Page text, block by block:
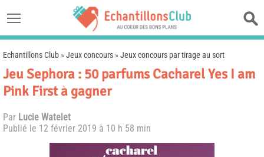
Echantillons Club »Jeux concours »Jeux concours par tirage au sort
Jeu Sephora : 50 parfums Cacharel Yes I am
Pink First à gagner
Par Lucie Watelet
Publié le 12 février 2019 à 10 h 58 min